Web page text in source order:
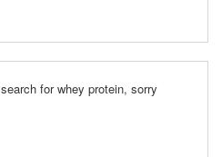
search for whey protein, sorry